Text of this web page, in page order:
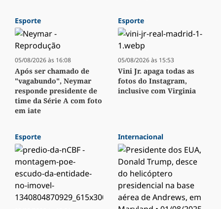
Esporte
05/08/2026 às 16:08
Após ser chamado de
"vagabundo", Neymar
responde presidente de
time da Série A com foto
em iate
Esporte
05/08/2026 às 15:53
Vini Jr. apaga todas as
fotos do Instagram,
inclusive com Virginia
Esporte Internacional